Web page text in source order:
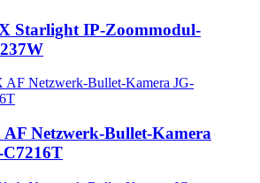
Starlight IP-Zoommodul-
Netzwerk-Bullet-Kamera